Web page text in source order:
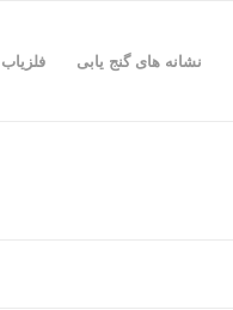
نشانه های گنج یابی فلزیاب